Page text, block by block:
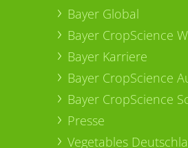
Bayer Global
Bayer CropScience
Bayer Karriere
Bayer CropScience
Bayer CropScience
Presse
Vegetables